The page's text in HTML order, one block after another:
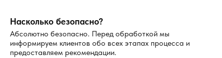
Выбранных методов и средств.
Мы предлагаем гибкую систему ценообразования и
готовы подобрать оптимальное решение под ваш бюджет.
Насколько безопасно?
Абсолютно безопасно. Перед обработкой мы
информируем клиентов обо всех этапах процесса и
предоставляем рекомендации.